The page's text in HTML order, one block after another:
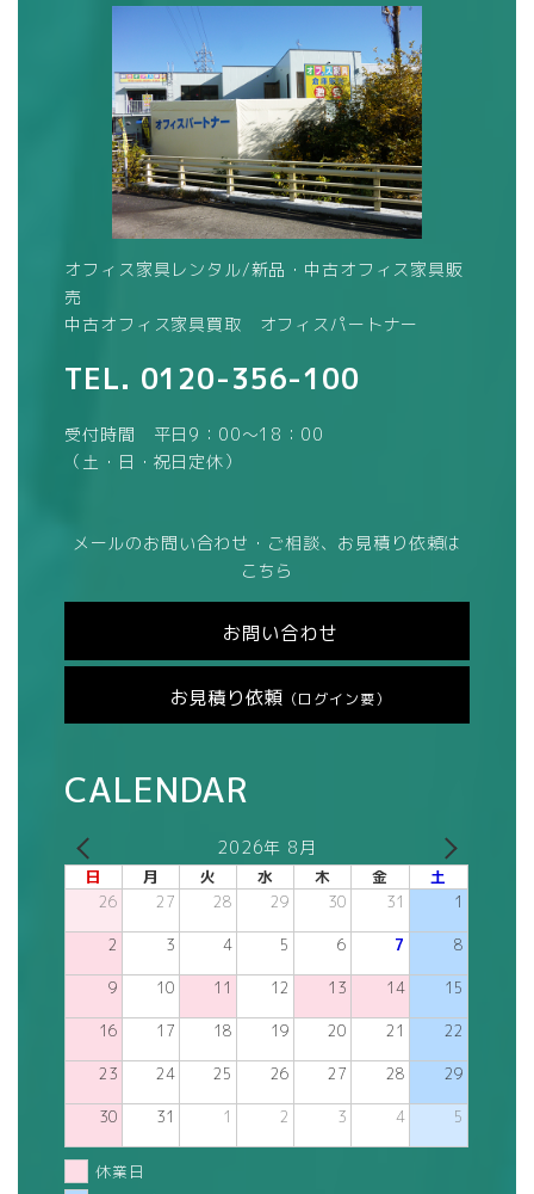
オフィス家具レンタル/新品・中古オフィス家具販
売
中古オフィス家具買取 オフィスパートナー
TEL. 0120-356-100
受付時間 平日9：00～18：00
（土・日・祝日定休）
メールのお問い合わせ・ご相談、お見積り依頼は
こちら
お問い合わせ
お見積り依頼 （ログイン要）
CALENDAR
2026年 8月
日 月 火 水 木 金 土
26 27 28 29 30 31 1
2 3 4 5 6 7 8
9 10 11 12 13 14 15
16 17 18 19 20 21 22
23 24 25 26 27 28 29
30 31 1 2 3 4 5
休業日